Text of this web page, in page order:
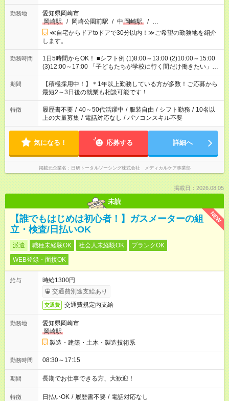
勤務地
愛知県岡崎市
岡崎駅
/ 岡崎公園前駅 / 中 岡崎駅 / …
≪自宅からドアtoドアで30分以内！≫ご希望の勤務地を紹介
します。
勤務時間
1日5時間からOK！ ■シフト例 (1)8:00～13:00 (2)10:00～15:00
(3)12:00～17:00 「子どもたちが学校に行く間だけ働きたい」
「余裕を持って夕飯の準備がしたい」 「午前中は働いて、午後
はプライベートの時間にしたい」 など、ご希望を教えてくださ
いね。 ※Wワーク希望の方へ 今ご覧のお仕事で希望する勤務時
間と、もう1つのお仕事の勤務時間。 合計で週40時間を超える
場合は応募できません。
期間
【積極採用中！】＊1年以上勤務している方が多数！ご応募から
最短2～3日後の就業も相談可能です！
特徴 履歴書不要 / 40～50代活躍中 / 服装自由 / シフト勤務 / 10名以
上の大量募集 / 電話対応なし / パソコンスキル不要
気になる！ 応募する 詳細へ
掲載元企業名 日研トータルソーシング株式会社 メディカルケア事業部
掲載日：2026.08.05
未読
NEW
【誰でもはじめは初心者！】ガスメーターの組
立・検査/日払いOK
派遣 職種未経験OK 社会人未経験OK
ブランクOK
WEB登録・面接OK
給与
時給1300円
交通費別途支給あり
交通費 交通費規定内支給
勤務地
愛知県岡崎市
岡崎駅
製造・建築・土木・製造技術系
勤務時間 08:30～17:15
期間 長期でお仕事できる方、大歓迎！
特徴 日払いOK / 履歴書不要 / 電話対応なし